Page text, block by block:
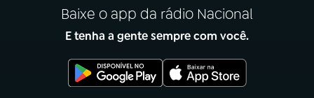
Baixe o app da rádio Nacional
E tenha a gente sempre com você.